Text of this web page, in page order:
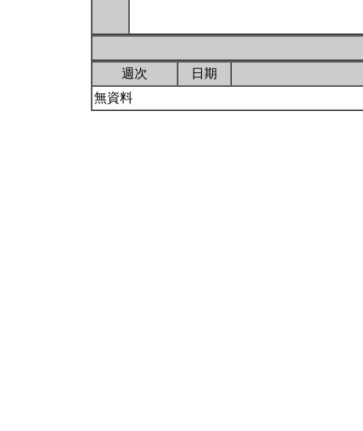
週次
日期
無資料